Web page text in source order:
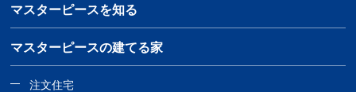
マスターピースを知る
マスターピースの建てる家
注文住宅